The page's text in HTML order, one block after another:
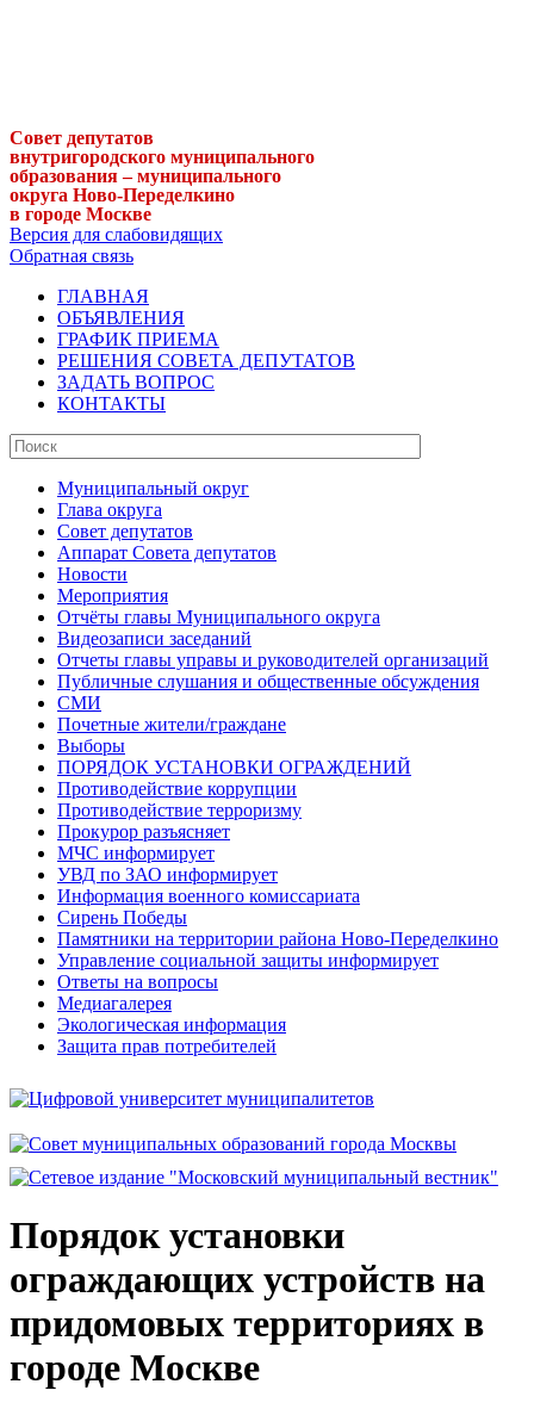
Совет депутатов
внутригородского муниципального
образования – муниципального
округа Ново-Переделкино
в городе Москве
Версия для слабовидящих
Обратная связь
ГЛАВНАЯ
ОБЪЯВЛЕНИЯ
ГРАФИК ПРИЕМА
РЕШЕНИЯ СОВЕТА ДЕПУТАТОВ
ЗАДАТЬ ВОПРОС
КОНТАКТЫ
Муниципальный округ
Глава округа
Совет депутатов
Аппарат Совета депутатов
Новости
Мероприятия
Отчёты главы Муниципального округа
Видеозаписи заседаний
Отчеты главы управы и руководителей организаций
Публичные слушания и общественные обсуждения
СМИ
Почетные жители/граждане
Выборы
ПОРЯДОК УСТАНОВКИ ОГРАЖДЕНИЙ
Противодействие коррупции
Противодействие терроризму
Прокурор разъясняет
МЧС информирует
УВД по ЗАО информирует
Информация военного комиссариата
Сирень Победы
Памятники на территории района Ново-Переделкино
Управление социальной защиты информирует
Ответы на вопросы
Медиагалерея
Экологическая информация
Защита прав потребителей
Порядок установки
ограждающих устройств на
придомовых территориях в
городе Москве